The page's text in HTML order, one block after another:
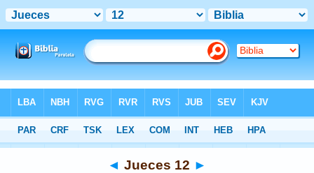
>NBLH > Jueces 12
◄ Jueces 12 ►